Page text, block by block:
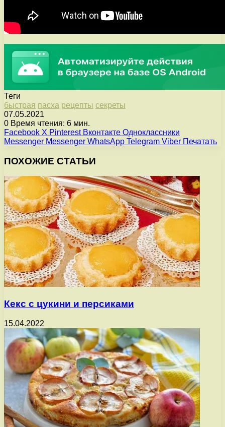
Теги
быстрая пасха рецепты секреты
07.05.2021
0 Время чтения: 6 мин.
Facebook X Pinterest Вконтакте Одноклассники
Messenger Messenger WhatsApp Telegram Viber Печатать
ПОХОЖИЕ СТАТЬИ
Кекс с цукини и персиками
15.04.2022